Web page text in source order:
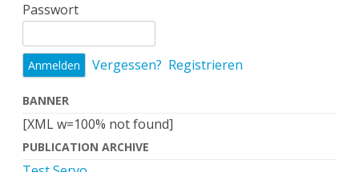
Passwort
Vergessen? Registrieren
BANNER
[XML w=100% not found]
PUBLICATION ARCHIVE